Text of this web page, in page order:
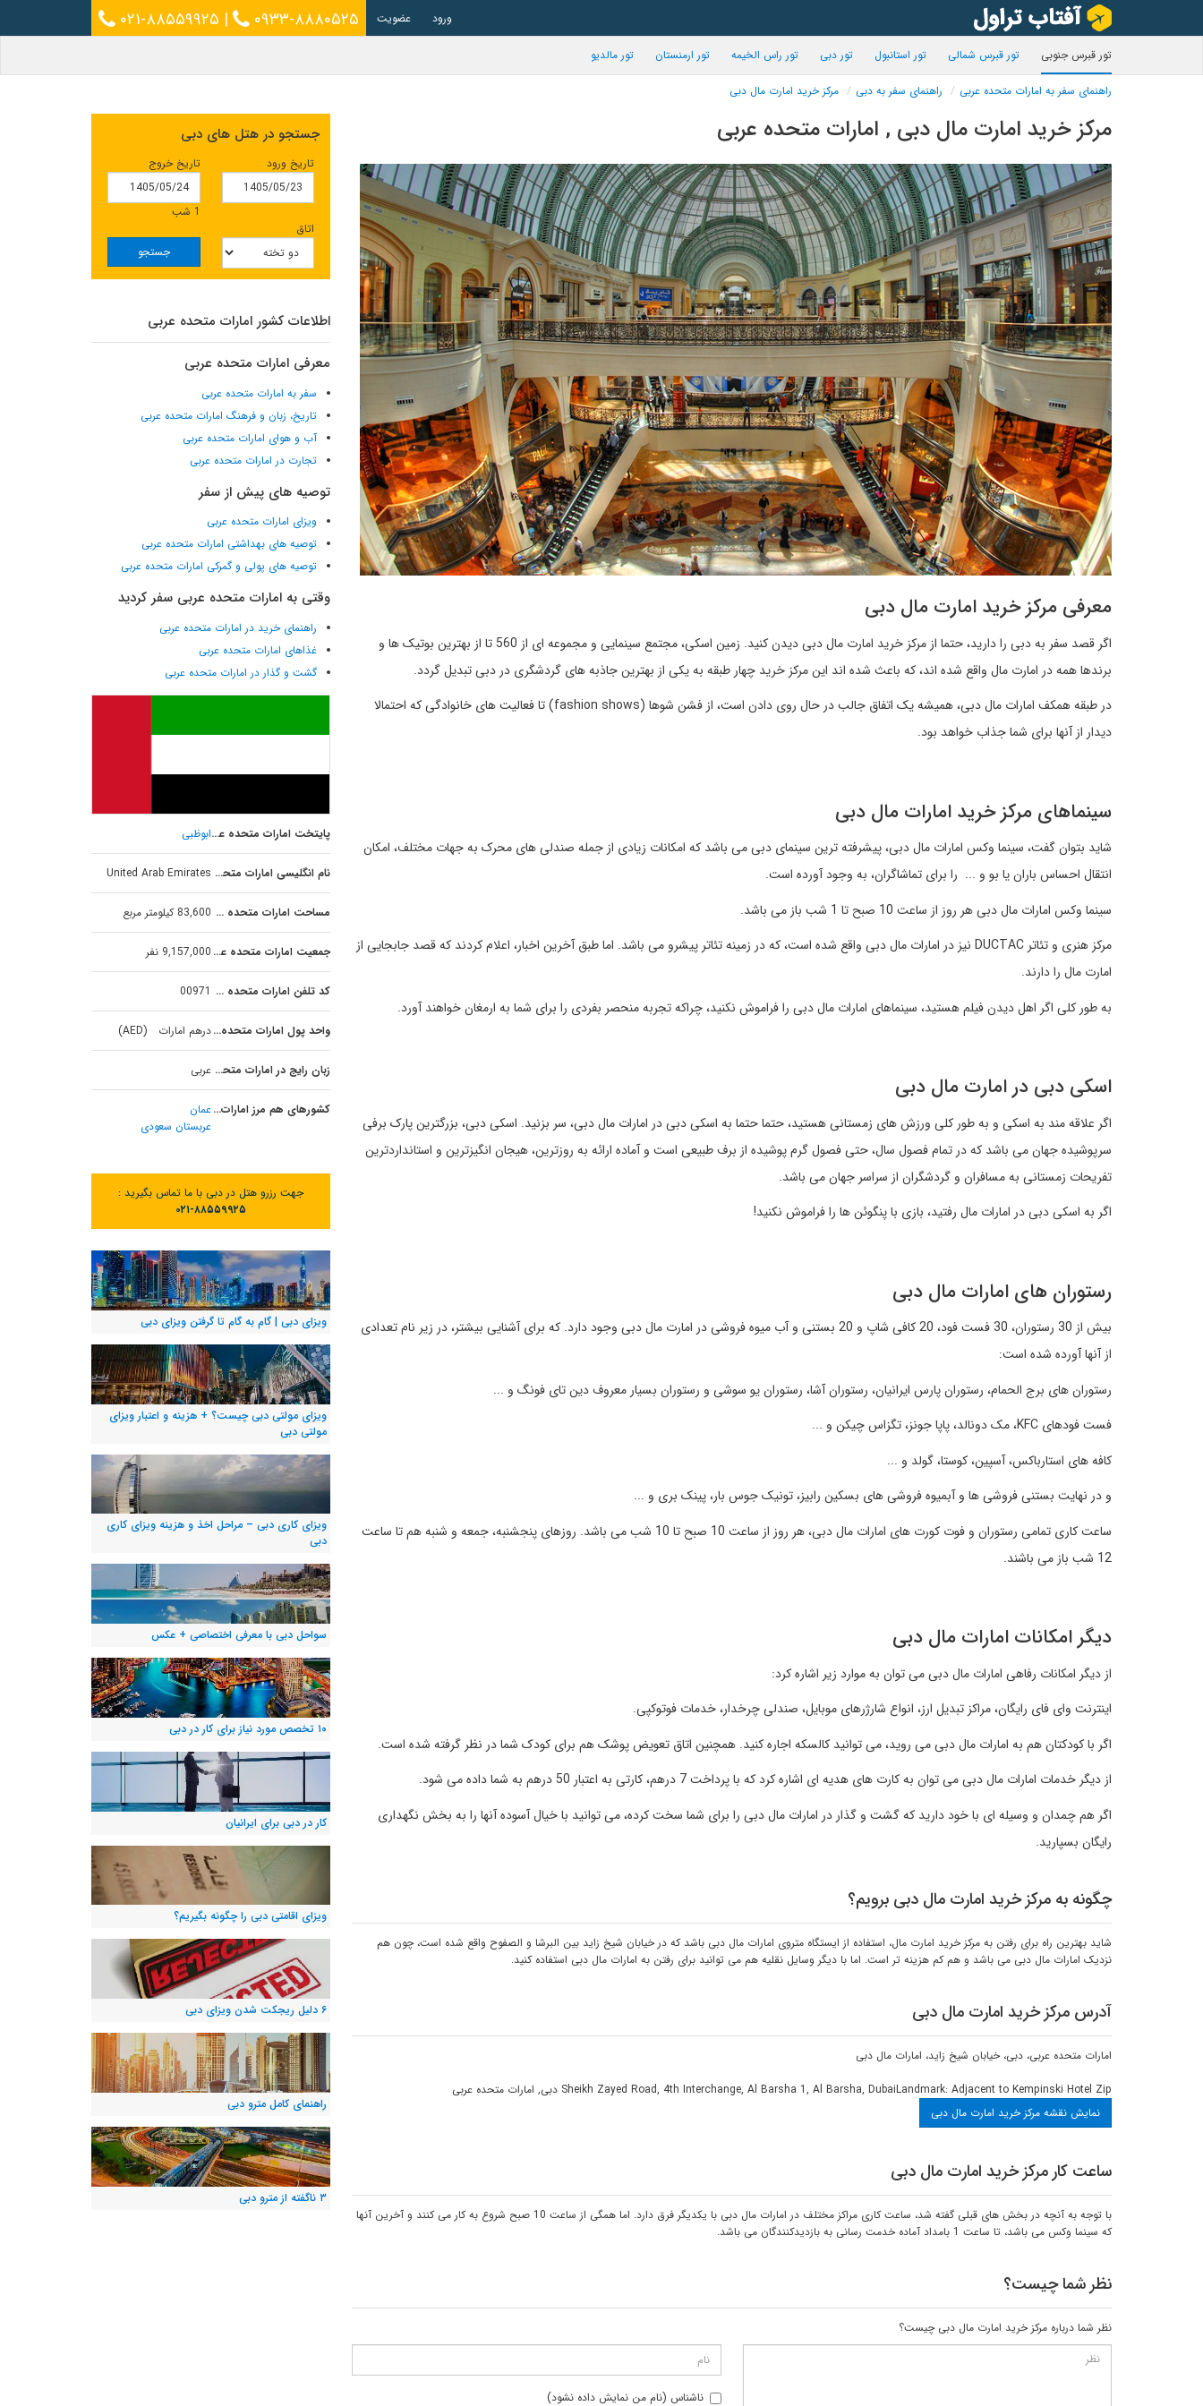
۰۲۱-۸۸۵۵۹۹۲۵ | ۰۹۳۳-۸۸۸۰۵۲۵ ورود عضویت
تور قبرس جنوبی تور قبرس شمالی تور استانبول تور دبی تور راس الخیمه تور ارمنستان تور مالدیو
راهنمای سفر به امارات متحده عربی راهنمای سفر به دبی مرکز خرید امارت مال دبی
مرکز خرید امارت مال دبی , امارات متحده عربی
معرفی مرکز خرید امارت مال دبی
اگر قصد سفر به دبی را دارید، حتما از مرکز خرید امارت مال دبی دیدن کنید. زمین اسکی، مجتمع سینمایی و مجموعه ای از 560 تا از بهترین بوتیک ها و
برندها همه در امارت مال واقع شده اند، که باعث شده اند این مرکز خرید چهار طبقه به یکی از بهترین جاذبه های گردشگری در دبی تبدیل گردد.
در طبقه همکف امارات مال دبی، همیشه یک اتفاق جالب در حال روی دادن است، از فشن شوها (fashion shows) تا فعالیت های خانوادگی که احتمالا
دیدار از آنها برای شما جذاب خواهد بود.
سینماهای مرکز خرید امارات مال دبی
شاید بتوان گفت، سینما وکس امارات مال دبی، پیشرفته ترین سینمای دبی می باشد که امکانات زیادی از جمله صندلی های محرک به جهات مختلف، امکان
انتقال احساس باران یا بو و ... را برای تماشاگران، به وجود آورده است.
سینما وکس امارات مال دبی هر روز از ساعت 10 صبح تا 1 شب باز می باشد.
مرکز هنری و تئاتر DUCTAC نیز در امارات مال دبی واقع شده است، که در زمینه تئاتر پیشرو می باشد. اما طبق آخرین اخبار، اعلام کردند که قصد جابجایی از
امارت مال را دارند.
به طور کلی اگر اهل دیدن فیلم هستید، سینماهای امارات مال دبی را فراموش نکنید، چراکه تجربه منحصر بفردی را برای شما به ارمغان خواهند آورد.
اسکی دبی در امارت مال دبی
اگر علاقه مند به اسکی و به طور کلی ورزش های زمستانی هستید، حتما حتما به اسکی دبی در امارات مال دبی، سر بزنید. اسکی دبی، بزرگترین پارک برفی
سرپوشیده جهان می باشد که در تمام فصول سال، حتی فصول گرم پوشیده از برف طبیعی است و آماده ارائه به روزترین، هیجان انگیزترین و استانداردترین
تفریحات زمستانی به مسافران و گردشگران از سراسر جهان می باشد.
اگر به اسکی دبی در امارات مال رفتید، بازی با پنگوئن ها را فراموش نکنید!
رستوران های امارات مال دبی
بیش از 30 رستوران، 30 فست فود، 20 کافی شاپ و 20 بستنی و آب میوه فروشی در امارت مال دبی وجود دارد. که برای آشنایی بیشتر، در زیر نام تعدادی
از آنها آورده شده است:
رستوران های برج الحمام، رستوران پارس ایرانیان، رستوران آشا، رستوران یو سوشی و رستوران بسیار معروف دین تای فونگ و ...
فست فودهای KFC، مک دونالد، پاپا جونز، تگزاس چیکن و ...
کافه های استارباکس، آسپین، کوستا، گولد و ...
و در نهایت بستنی فروشی ها و آبمیوه فروشی های بسکین رابیز، تونیک جوس بار، پینک بری و ...
ساعت کاری تمامی رستوران و فوت کورت های امارات مال دبی، هر روز از ساعت 10 صبح تا 10 شب می باشد. روزهای پنجشنبه، جمعه و شنبه هم تا ساعت
12 شب باز می باشند.
دیگر امکانات امارات مال دبی
از دیگر امکانات رفاهی امارات مال دبی می توان به موارد زیر اشاره کرد:
اینترنت وای فای رایگان، مراکز تبدیل ارز، انواع شارژرهای موبایل، صندلی چرخدار، خدمات فوتوکپی.
اگر با کودکتان هم به امارات مال دبی می روید، می توانید کالسکه اجاره کنید. همچنین اتاق تعویض پوشک هم برای کودک شما در نظر گرفته شده است.
از دیگر خدمات امارات مال دبی می توان به کارت های هدیه ای اشاره کرد که با پرداخت 7 درهم، کارتی به اعتبار 50 درهم به شما داده می شود.
اگر هم چمدان و وسیله ای با خود دارید که گشت و گذار در امارات مال دبی را برای شما سخت کرده، می توانید با خیال آسوده آنها را به بخش نگهداری
رایگان بسپارید.
چگونه به مرکز خرید امارت مال دبی برویم؟
شاید بهترین راه برای رفتن به مرکز خرید امارت مال، استفاده از ایستگاه متروی امارات مال دبی باشد که در خیابان شیخ زاید بین البرشا و الصفوح واقع شده است، چون هم
نزدیک امارات مال دبی می باشد و هم کم هزینه تر است. اما با دیگر وسایل نقلیه هم می توانید برای رفتن به امارات مال دبی استفاده کنید.
آدرس مرکز خرید امارت مال دبی
امارات متحده عربی، دبی، خیابان شیخ زاید، امارات مال دبی
Sheikh Zayed Road, 4th Interchange, Al Barsha 1, Al Barsha, DubaiLandmark: Adjacent to Kempinski Hotel Zip دبی, امارات متحده عربی
نمایش نقشه مرکز خرید امارت مال دبی
ساعت کار مرکز خرید امارت مال دبی
با توجه به آنچه در بخش های قبلی گفته شد، ساعت کاری مراکز مختلف در امارات مال دبی با یکدیگر فرق دارد. اما همگی از ساعت 10 صبح شروع به کار می کنند و آخرین آنها
که سینما وکس می باشد، تا ساعت 1 بامداد آماده خدمت رسانی به بازدیدکنندگان می باشد.
نظر شما چیست؟
نظر شما درباره مرکز خرید امارت مال دبی چیست؟
ناشناس (نام من نمایش داده نشود)
جستجو در هتل های دبی
تاریخ ورود تاریخ خروج
1 شب
اتاق
جستجو
اطلاعات کشور امارات متحده عربی
معرفی امارات متحده عربی
سفر به امارات متحده عربی
تاریخ، زبان و فرهنگ امارات متحده عربی
آب و هوای امارات متحده عربی
تجارت در امارات متحده عربی
توصیه های پیش از سفر
ویزای امارات متحده عربی
توصیه های بهداشتی امارات متحده عربی
توصیه های پولی و گمرکی امارات متحده عربی
وقتی به امارات متحده عربی سفر کردید
راهنمای خرید در امارات متحده عربی
غذاهای امارات متحده عربی
گشت و گذار در امارات متحده عربی
پایتخت امارات متحده عربیابوظبی
نام انگلیسی امارات متحده عربی United Arab Emirates
مساحت امارات متحده عربی 83,600 کیلومتر مربع
جمعیت امارات متحده عربی 9,157,000 نفر
کد تلفن امارات متحده عربی 00971
واحد پول امارات متحده عربیدرهم امارات (AED)
زبان رایج در امارات متحده عربی عربی
کشورهای هم مرز امارات متحده عربیعمان
عربستان سعودی
جهت رزرو هتل در دبی با ما تماس بگیرید :
۰۲۱-۸۸۵۵۹۹۲۵
ویزای دبی | گام به گام تا گرفتن ویزای دبی
ویزای مولتی دبی چیست؟ + هزینه و اعتبار ویزای
مولتی دبی
ویزای کاری دبی – مراحل اخذ و هزینه ویزای کاری
دبی
سواحل دبی با معرفی اختصاصی + عکس
۱۰ تخصص مورد نیاز برای کار در دبی
کار در دبی برای ایرانیان
ویزای اقامتی دبی را چگونه بگیریم؟
۶ دلیل ریجکت شدن ویزای دبی
راهنمای کامل مترو دبی
۳ ناگفته از مترو دبی